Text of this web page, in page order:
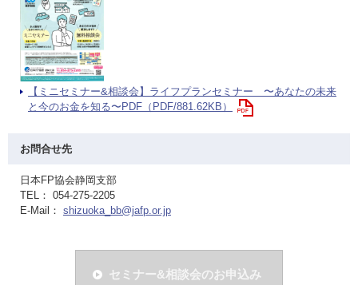
【ミニセミナー&相談会】ライフプランセミナー 〜あなたの未来
と今のお金を知る〜PDF（PDF/881.62KB）
お問合せ先
日本FP協会静岡支部
TEL： 054-275-2205
E-Mail： shizuoka_bb@jafp.or.jp
セミナー&相談会のお申込み